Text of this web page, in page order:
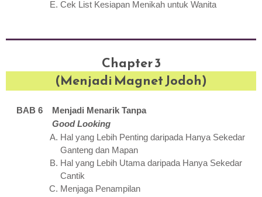
Cek List Kesiapan Menikah untuk Wanita
Chapter 3
(Menjadi Magnet Jodoh)
BAB 6 Menjadi Menarik Tanpa
Good Looking
Hal yang Lebih Penting daripada Hanya Sekedar
Ganteng dan Mapan
Hal yang Lebih Utama daripada Hanya Sekedar
Cantik
Menjaga Penampilan